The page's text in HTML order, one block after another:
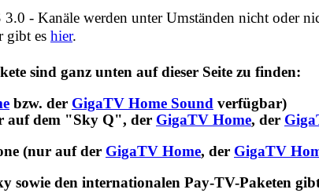
- Kanäle werden unter Umständen nicht oder
gibt es hier.
sind ganz unten auf dieser Seite zu finden:
bzw. der GigaTV Home Sound verfügbar)
auf dem "Sky Q", der GigaTV Home, der
(nur auf der GigaTV Home, der GigaTV
sowie den internationalen Pay-TV-Paketen